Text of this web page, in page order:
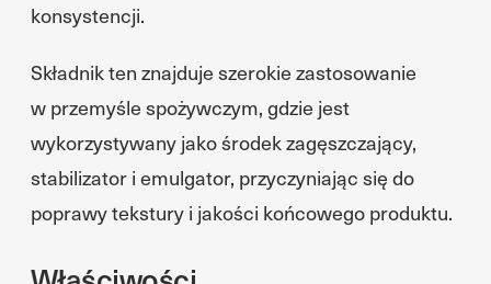
konsystencji.
Składnik ten znajduje szerokie zastosowanie
w przemyśle spożywczym, gdzie jest
wykorzystywany jako środek zagęszczający,
stabilizator i emulgator, przyczyniając się do
poprawy tekstury i jakości końcowego produktu.